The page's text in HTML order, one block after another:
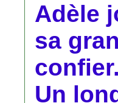
Adèle
sa
confier.
Un